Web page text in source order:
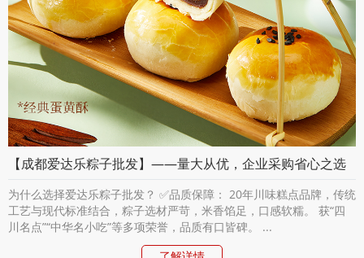
【成都爱达乐粽子批发】——量大从优，企业采购省心之选
为什么选择爱达乐粽子批发？ ✅品质保障： 20年川味糕点品牌，传统
工艺与现代标准结合，粽子选材严苛，米香馅足，口感软糯。 获“四
川名点”“中华名小吃”等多项荣誉，品质有口皆碑。 ...